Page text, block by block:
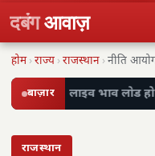
दबंगआवाज़
होम ›राज्य ›राजस्थान ›
बाज़ार लाइव भाव लोड
राजस्थान